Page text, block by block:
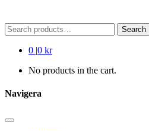
Search
for:
Search
0 |0 kr
No products in the cart.
Navigera